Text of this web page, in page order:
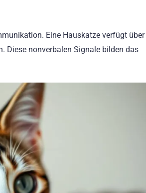
Eine Hauskatze verfügt über
Diese nonverbalen Signale bilden das